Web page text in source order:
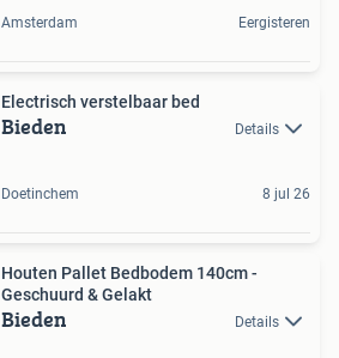
Amsterdam Eergisteren
Electrisch verstelbaar bed
Bieden Details
Doetinchem 8 jul 26
Houten Pallet Bedbodem 140cm -
Geschuurd & Gelakt
Bieden Details